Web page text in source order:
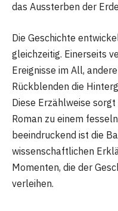
das Aussterben der
Die Geschichte
gleichzeitig. Einerseits
Ereignisse im All,
Rückblenden die
Diese Erzählweise
Roman zu einem
beeindruckend ist die
wissenschaftlichen
Momenten, die der
verleihen.